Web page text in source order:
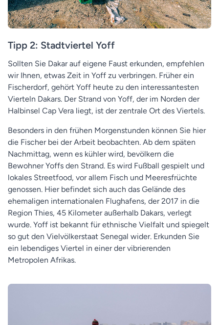
Tipp 2: Stadtviertel Yoff
Sollten Sie Dakar auf eigene Faust erkunden, empfehlen
wir Ihnen, etwas Zeit in Yoff zu verbringen. Früher ein
Fischerdorf, gehört Yoff heute zu den interessantesten
Vierteln Dakars. Der Strand von Yoff, der im Norden der
Halbinsel Cap Vera liegt, ist der zentrale Ort des Viertels.
Besonders in den frühen Morgenstunden können Sie hier
die Fischer bei der Arbeit beobachten. Ab dem späten
Nachmittag, wenn es kühler wird, bevölkern die
Bewohner Yoffs den Strand. Es wird Fußball gespielt und
lokales Streetfood, vor allem Fisch und Meeresfrüchte
genossen. Hier befindet sich auch das Gelände des
ehemaligen internationalen Flughafens, der 2017 in die
Region Thies, 45 Kilometer außerhalb Dakars, verlegt
wurde. Yoff ist bekannt für ethnische Vielfalt und spiegelt
so gut den Vielvölkerstaat Senegal wider. Erkunden Sie
ein lebendiges Viertel in einer der vibrierenden
Metropolen Afrikas.